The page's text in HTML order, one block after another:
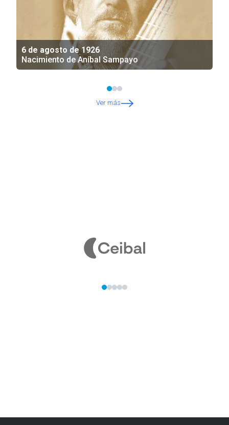
6 de agosto de 1926
Nacimiento de Aníbal Sampayo
Ver más